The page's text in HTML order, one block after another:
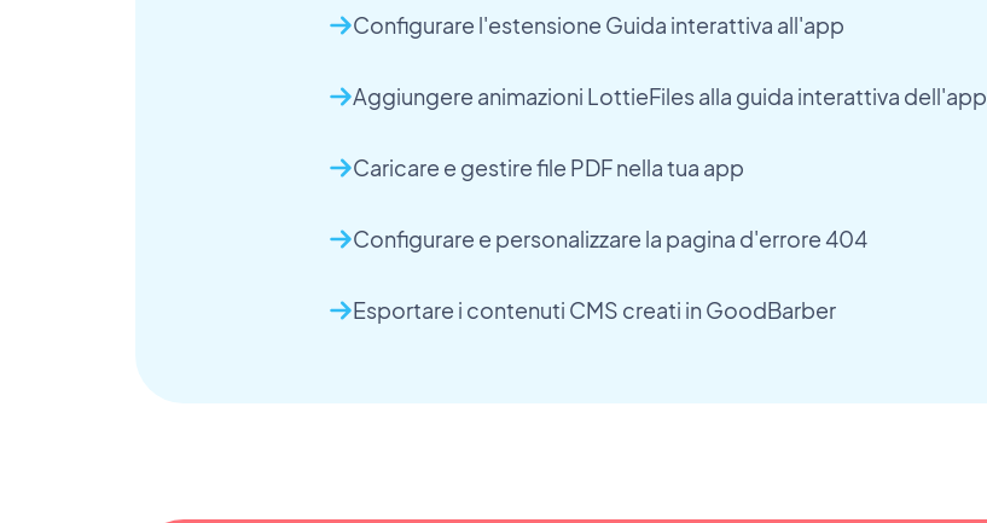
Configurare l'estensione Guida interattiva all'app
Aggiungere animazioni LottieFiles alla guida interattiva dell'app
Caricare e gestire file PDF nella tua app
Configurare e personalizzare la pagina d'errore 404
Esportare i contenuti CMS creati in GoodBarber